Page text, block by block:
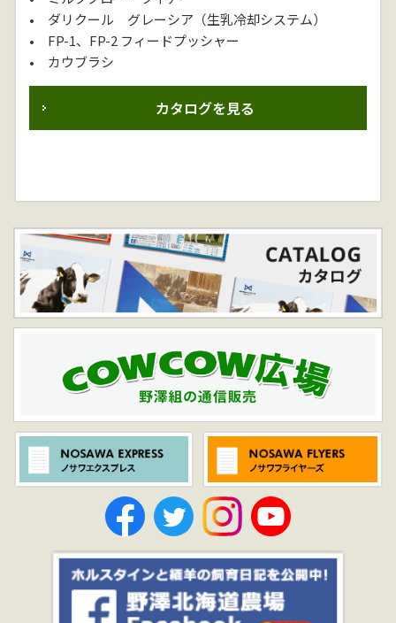
• ダリクール グレーシア（生乳冷却システム）
• FP-1、FP-2 フィードプッシャー
• カウブラシ
カタログを見る